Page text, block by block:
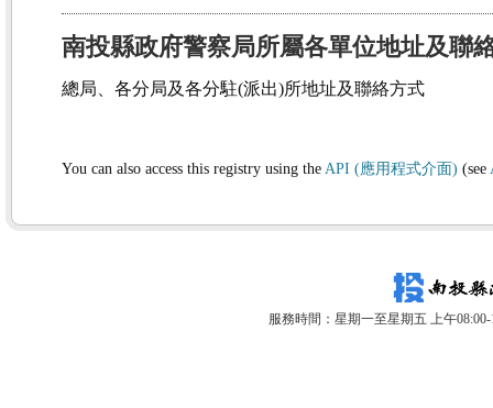
南投縣政府警察局所屬各單位地址及聯
總局、各分局及各分駐(派出)所地址及聯絡方式
You can also access this registry using the API (應用程式介面) (see
服務時間：星期一至星期五 上午